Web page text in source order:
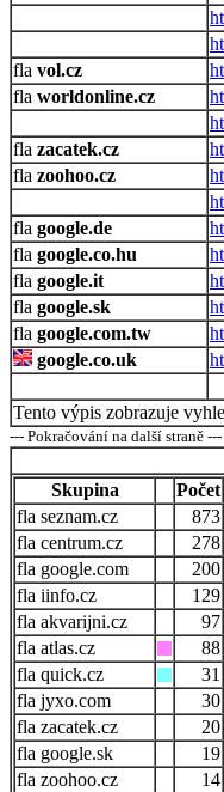
vol.cz
worldonline.cz
zacatek.cz
zoohoo.cz
google.de
google.co.hu
google.it
google.sk
google.com.tw
google.co.uk
Tento výpis zobrazuje
--- Pokračování na další straně ---
Skupina
Počet
seznam.cz
873
centrum.cz
278
google.com
200
iinfo.cz
129
akvarijni.cz
97
atlas.cz
88
quick.cz
31
jyxo.com
30
zacatek.cz
20
google.sk
19
zoohoo.cz
14